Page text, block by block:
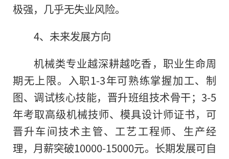
极强，几乎无失业风险。
4、未来发展方向
机械类专业越深耕越吃香，职业生命周
期无上限。入职1-3年可熟练掌握加工、制
图、调试核心技能，晋升班组技术骨干；3-5
年考取高级机械技师、模具设计师证书，可
晋升车间技术主管、工艺工程师、生产经
理，月薪突破10000-15000元。长期发展可自